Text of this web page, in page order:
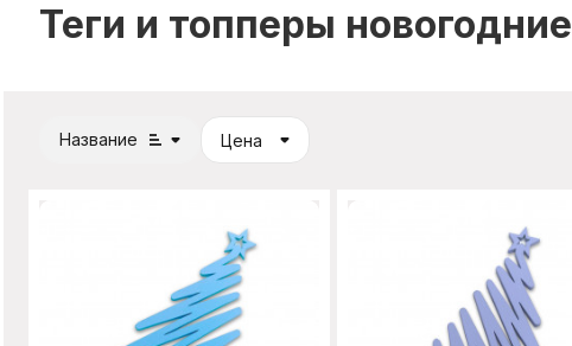
Теги и топперы новогодние
Название Цена